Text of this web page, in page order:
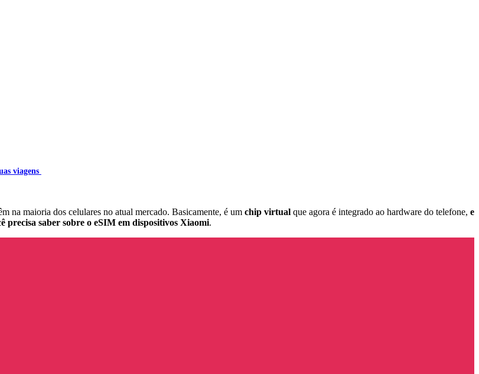
viagens
na maioria dos celulares no atual mercado. Basicamente, é um chip virtual que agora é integrado ao hardware do telefone, e
precisa saber sobre o eSIM em dispositivos Xiaomi.